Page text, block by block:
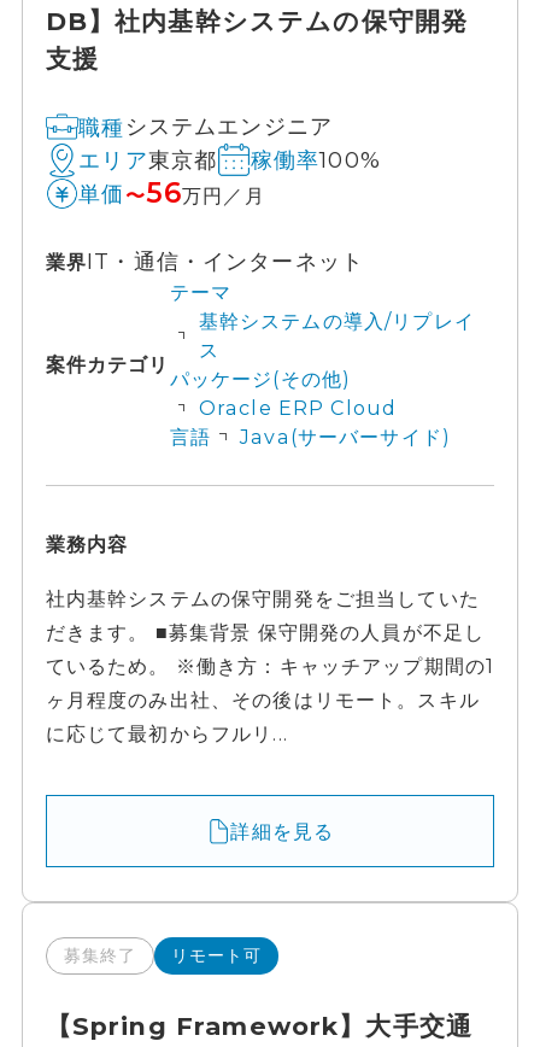
DB】社内基幹システムの保守開発
支援
職種システムエンジニア
エリア東京都 稼働率100%
単価 〜56万円／月
業界IT・通信・インターネット
案件カテゴリ
テーマ
基幹システムの導入/リプレイ
ス
パッケージ(その他)
Oracle ERP Cloud
言語
Java(サーバーサイド)
業務内容
社内基幹システムの保守開発をご担当していた
だきます。 ■募集背景 保守開発の人員が不足し
ているため。 ※働き方：キャッチアップ期間の1
ヶ月程度のみ出社、その後はリモート。スキル
に応じて最初からフルリ...
詳細を見る
募集終了 リモート可
【Spring Framework】大手交通